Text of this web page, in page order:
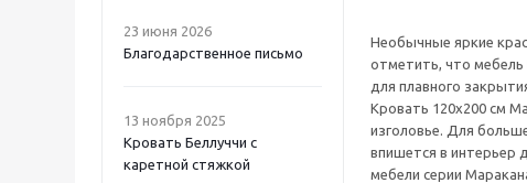
23 июня 2026
Благодарственное письмо
13 ноября 2025
Кровать Беллуччи с
каретной стяжкой
Необычные яркие
отметить, что мебель
для плавного
Кровать 120х200 см
изголовье. Для
впишется в интерьер
мебели серии